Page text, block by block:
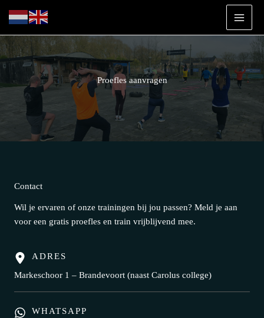
naar
de
inhoud
Proefles aanvragen
Contact
Wil je ervaren of onze trainingen bij jou passen? Meld je aan
voor een gratis proefles en train vrijblijvend mee.
ADRES
Markeschoor 1 – Brandevoort (naast Carolus college)
WHATSAPP